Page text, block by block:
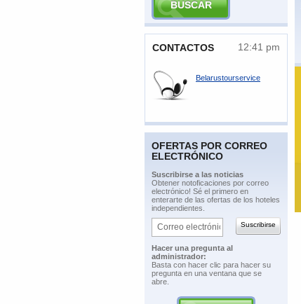
​CONTACTOS 12:41 pm
Belarustourservice
OFERTAS POR CORREO
ELECTRÓNICO
​Suscribirse a las noticias
​Obtener notoficaciones por correo
electrónico! Sé el primero en
enterarte de las ofertas de los hoteles
independientes.
​Hacer una pregunta al
administrador:
​Basta con hacer clic para hacer su
pregunta en una ventana que se
abre.